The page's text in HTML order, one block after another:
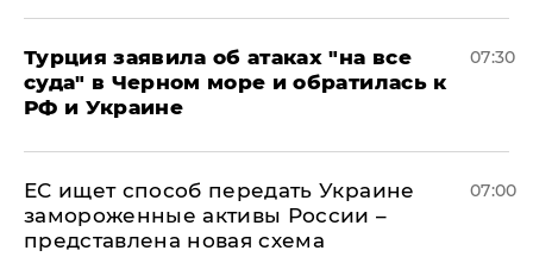
Турция заявила об атаках "на все
суда" в Черном море и обратилась к
РФ и Украине
07:30
ЕС ищет способ передать Украине
замороженные активы России –
представлена новая схема
07:00